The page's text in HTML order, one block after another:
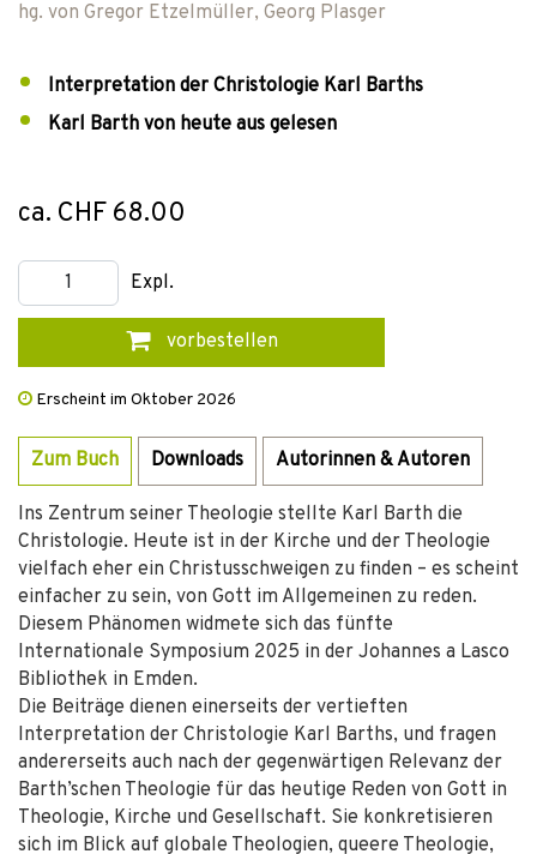
hg. von Gregor Etzelmüller, Georg Plasger
Interpretation der Christologie Karl Barths
Karl Barth von heute aus gelesen
ca. CHF 68.00
Expl.
vorbestellen
Erscheint im Oktober 2026
Zum Buch Downloads Autorinnen & Autoren
Ins Zentrum seiner Theologie stellte Karl Barth die
Christologie. Heute ist in der Kirche und der Theologie
vielfach eher ein Christusschweigen zu finden – es scheint
einfacher zu sein, von Gott im Allgemeinen zu reden.
Diesem Phänomen widmete sich das fünfte
Internationale Symposium 2025 in der Johannes a Lasco
Bibliothek in Emden.
Die Beiträge dienen einerseits der vertieften
Interpretation der Christologie Karl Barths, und fragen
andererseits auch nach der gegenwärtigen Relevanz der
Barth’schen Theologie für das heutige Reden von Gott in
Theologie, Kirche und Gesellschaft. Sie konkretisieren
sich im Blick auf globale Theologien, queere Theologie,